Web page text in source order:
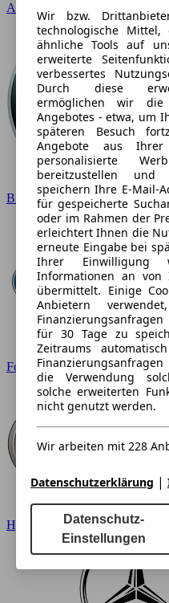
Audi
BMW
Ford
Hyundai
Wir bzw.
technologische
ähnliche Tools auf
erweiterte
verbessertes
Durch diese
ermöglichen wir die
Angebotes - etwa, um
späteren Besuch
Angebote aus
personalisierte
bereitzustellen und
speichern Ihre E-Mail-
für gespeicherte
oder im Rahmen der
erleichtert Ihnen die
erneute Eingabe bei
Ihrer Einwilligung
Informationen an von
übermittelt. Einige
Anbietern
für 30 Tage zu
Zeitraums
die Verwendung
solche erweiterten
nicht genutzt werden.
Wir arbeiten mit 228
Datenschutzerklärung |
Datenschutz-
Einstellungen